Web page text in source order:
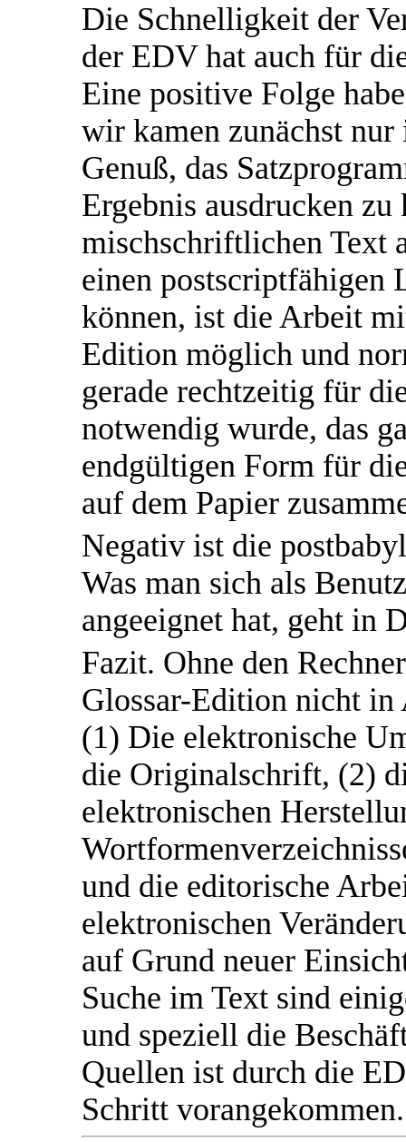
Die Schnelligkeit der
der EDV hat auch für
Eine positive Folge
wir kamen zunächst
Genuß, das
Ergebnis ausdrucken
mischschriftlichen Text
einen postscriptfähigen
können, ist die Arbeit
Edition möglich und
gerade rechtzeitig für
notwendig wurde, das
endgültigen Form für
auf dem Papier
Negativ ist die
Was man sich als
angeeignet hat, geht in
Fazit. Ohne den
Glossar-Edition nicht
(1) Die elektronische
die Originalschrift, (2)
elektronischen
und die editorische
elektronischen
auf Grund neuer
Suche im Text sind
und speziell die
Quellen ist durch die
Schritt vorangekommen.